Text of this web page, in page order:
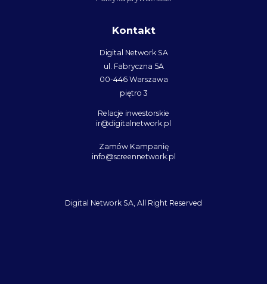
Kontakt
Digital Network SA
ul. Fabryczna 5A
00-446 Warszawa
piętro 3
Relacje inwestorskie
ir@digitalnetwork.pl
Zamów Kampanię
info@screennetwork.pl
Digital Network SA, All Right Reserved